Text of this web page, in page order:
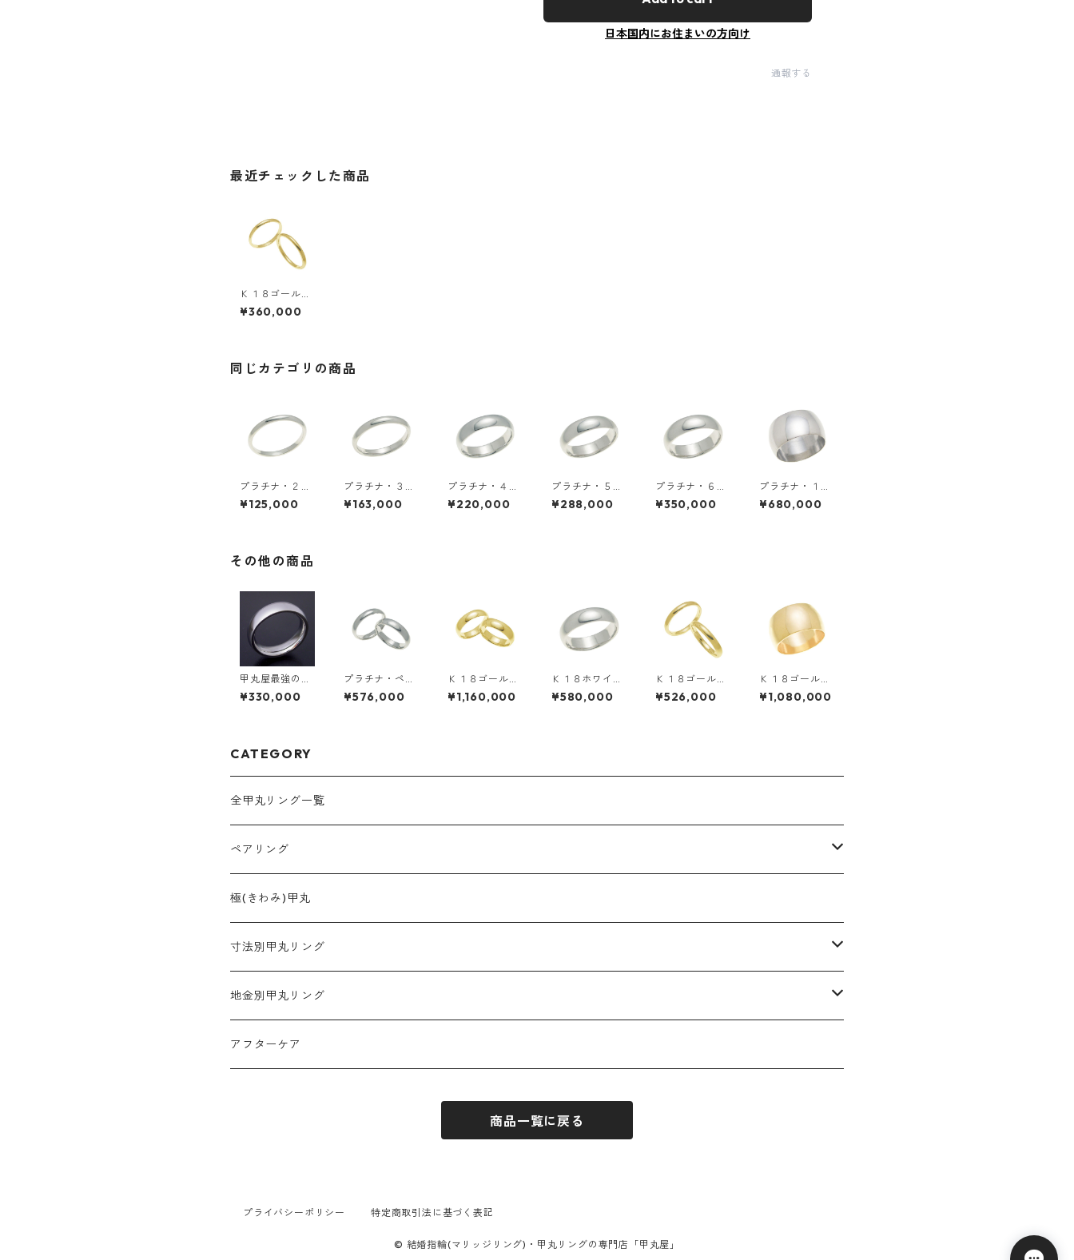
日本国内にお住まいの方向け
通報する
最近チェックした商品
Ｋ１８ゴール
ド・ペアリン
グ・２ｍｍ幅・
¥360,000
同じカテゴリの商品
プラチナ・２ｍ
ｍ幅・甲丸リン
グ
¥125,000
プラチナ・３ｍ
ｍ幅・甲丸リン
グ
¥163,000
プラチナ・４ｍ
ｍ幅・甲丸リン
グ
¥220,000
プラチナ・５ｍ
ｍ幅・甲丸リン
グ
¥288,000
プラチナ・６ｍ
ｍ幅・甲丸リン
グ
¥350,000
プラチナ・１０
ｍｍ幅・甲丸リ
ング
¥680,000
その他の商品
甲丸屋最強の結
婚指輪「極（き
わみ）甲丸 ty
¥330,000
プラチナ・ペア
リング・５ｍｍ
幅・甲丸リング
¥576,000
Ｋ１８ゴール
ド・ペアリン
グ・６ｍｍ幅・
¥1,160,000
Ｋ１８ホワイト
ゴールド・６ｍ
ｍ幅・甲丸リン
¥580,000
Ｋ１８ゴール
ド・ペアリン
グ・３ｍｍ幅・
¥526,000
Ｋ１８ゴール
ド・１０ｍｍ
幅・甲丸リング
¥1,080,000
CATEGORY
全甲丸リング一覧
ペアリング
2mm幅
3mm幅
4mm幅
5mm幅
極(きわみ)甲丸
寸法別甲丸リング
2mm幅
3mm幅
地金別甲丸リング
プラチナ900
アフターケア
商品一覧に戻る
プライバシーポリシー 特定商取引法に基づく表記
© 結婚指輪(マリッジリング)・甲丸リングの専門店「甲丸屋」